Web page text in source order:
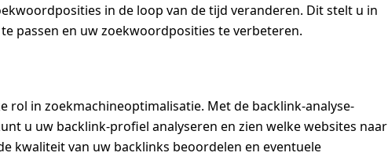
in de loop van de tijd veranderen. Dit stelt u in
passen en uw zoekwoordposities te verbeteren.
rol in zoekmachineoptimalisatie. Met de backlink-analyse-
u uw backlink-profiel analyseren en zien welke websites naar
kwaliteit van uw backlinks beoordelen en eventuele